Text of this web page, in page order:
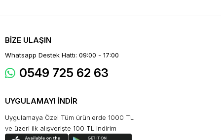
BİZE ULAŞIN
Whatsapp Destek Hattı: 09:00 - 17:00
0549 725 62 63
UYGULAMAYI İNDİR
Uygulamaya Özel Tüm ürünlerde 1000 TL
ve üzeri ilk alışverişte 100 TL indirim